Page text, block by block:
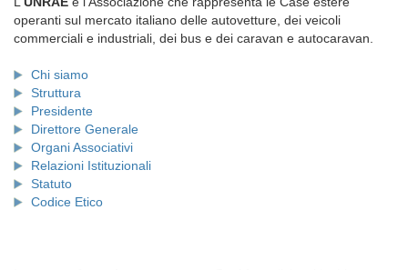
operanti sul mercato italiano delle autovetture, dei veicoli
commerciali e industriali, dei bus e dei caravan e autocaravan.
Chi siamo
Struttura
Presidente
Direttore Generale
Organi Associativi
Relazioni Istituzionali
Statuto
Codice Etico